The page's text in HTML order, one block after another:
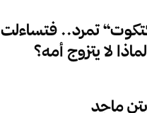
تمرد.. فتساءلت
لا يتزوج أمه؟
ماجد